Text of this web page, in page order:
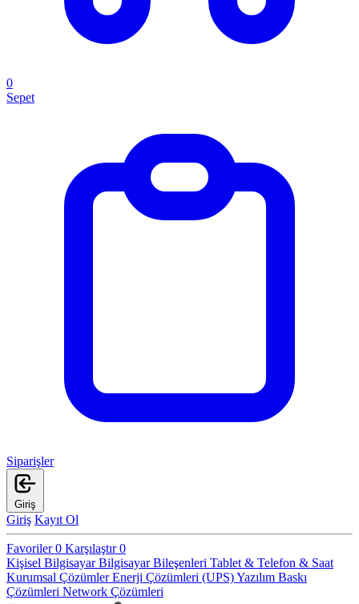
0
Sepet
Siparişler
Giriş
Giriş Kayıt Ol
Favoriler0 Karşılaştır0
Kişisel BilgisayarBilgisayar Bileşenleri Tablet & Telefon & Saat
Kurumsal ÇözümlerEnerji Çözümleri (UPS)Yazılım Baskı
Çözümleri Network Çözümleri